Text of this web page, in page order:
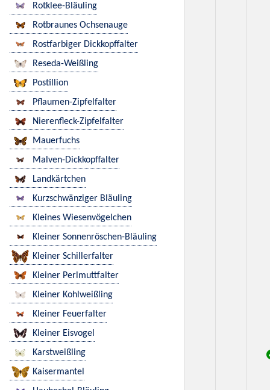
Rotklee-Bläuling
Rotbraunes Ochsenauge
Rostfarbiger Dickkopffalter
Reseda-Weißling
Postillion
Pflaumen-Zipfelfalter
Nierenfleck-Zipfelfalter
Mauerfuchs
Malven-Dickkopffalter
Landkärtchen
Kurzschwänziger Bläuling
Kleines Wiesenvögelchen
Kleiner Sonnenröschen-Bläuling
Kleiner Schillerfalter
Kleiner Perlmuttfalter
Kleiner Kohlweißling
Kleiner Feuerfalter
Kleiner Eisvogel
Karstweißling
Kaisermantel